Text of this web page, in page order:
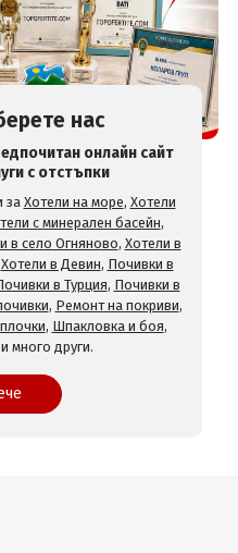
нас
онлайн сайт
с отстъпки
за Хотели на море, Хотели
с минерален басейн,
в село Огняново, Хотели в
Хотели в Девин, Почивки в
в Турция, Почивки в
, Ремонт на покриви,
, Шпакловка и боя,
и много други.